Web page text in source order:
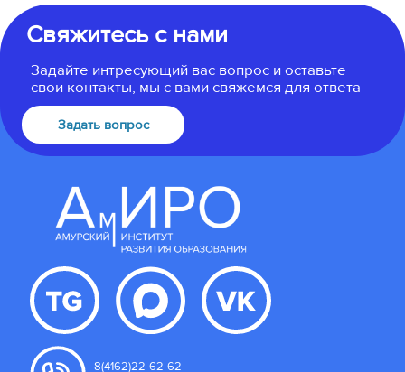
Свяжитесь с нами
Задайте интресующий вас вопрос и оставьте
свои контакты, мы с вами свяжемся для ответа
Задать вопрос
8(4162)22-62-62